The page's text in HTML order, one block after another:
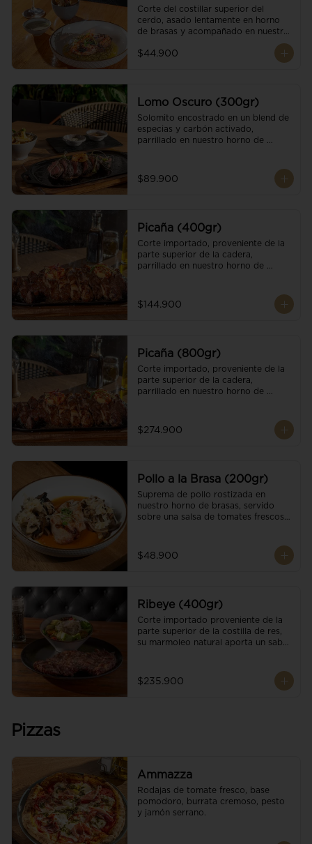
Corte del costillar superior del
cerdo, asado lentamente en horno
de brasas y acompañado en nuestra
$44.900
Lomo Oscuro (300gr)
Solomito encostrado en un blend de
especias y carbón activado,
parrillado en nuestro horno de
mantequilla de ajo y pimientos.
Acompañado de salsa criolla y una
$89.900
Picaña (400gr)
Corte importado, proveniente de la
parte superior de la cadera,
parrillado en nuestro horno de
Acompañado de salsa criolla de la
casa.
$144.900
Picaña (800gr)
Corte importado, proveniente de la
parte superior de la cadera,
parrillado en nuestro horno de
Acompañado de salsa criolla de la
casa.
$274.900
Pollo a la Brasa (200gr)
Suprema de pollo rostizada en
nuestro horno de brasas, servido
sobre una salsa de tomates frescos y
$48.900
Ribeye (400gr)
Corte importado proveniente de la
parte superior de la costilla de res,
su marmoleo natural aporta un sabor
con cristales de sal y mantequilla de
ajo y pimientos. Acompañado de una
$235.900
Pizzas
Ammazza
Rodajas de tomate fresco, base
pomodoro, burrata cremoso, pesto
y jamón serrano.